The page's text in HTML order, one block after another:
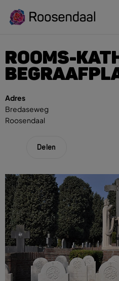
Zoeksuggesties
UITagenda
Wandelen
ROOMS-
Adres
Bredaseweg
Roosendaal
Delen